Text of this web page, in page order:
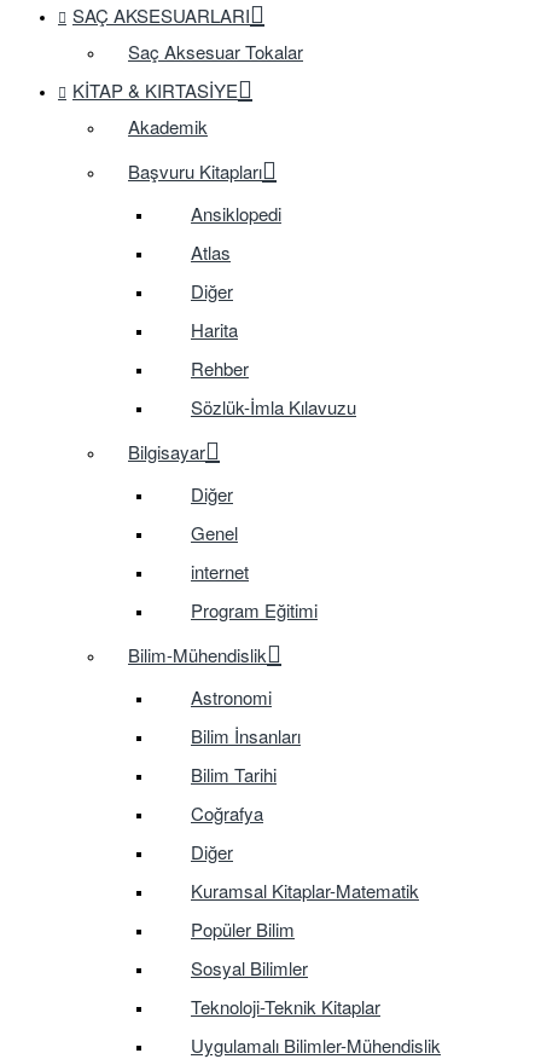
SAÇ AKSESUARLARI
Saç Aksesuar Tokalar
KITAP & KIRTASIYE
Akademik
Başvuru Kitapları
Ansiklopedi
Atlas
Diğer
Harita
Rehber
Sözlük-İmla Kılavuzu
Bilgisayar
Diğer
Genel
internet
Program Eğitimi
Bilim-Mühendislik
Astronomi
Bilim İnsanları
Bilim Tarihi
Coğrafya
Diğer
Kuramsal Kitaplar-Matematik
Popüler Bilim
Sosyal Bilimler
Teknoloji-Teknik Kitaplar
Uygulamalı Bilimler-Mühendislik